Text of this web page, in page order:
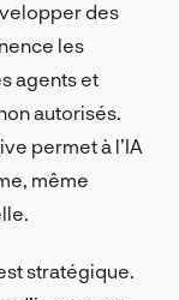
des
les
agents et
autorisés.
permet à l’IA
même
stratégique.